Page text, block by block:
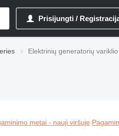
Prisijungti /
Elektrinių generatorių
metai - nauji viršuje